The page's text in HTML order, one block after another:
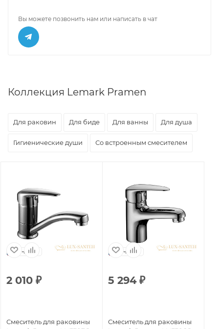
Вы можете позвонить нам или написать в чат
Коллекция Lemark Pramen
Для раковин Для биде Для ванны Для душа
Гигиенические души Со встроенным смесителем
Чехия
2 010 ₽
Смеситель для раковины
Чехия
5 294₽
Смеситель для раковины